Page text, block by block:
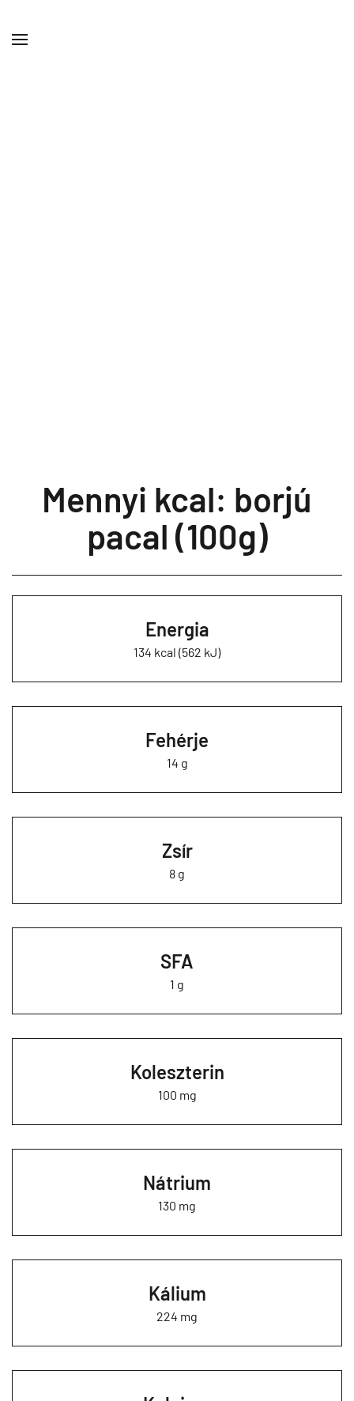
Mennyi kcal: borjú
pacal (100g)
Energia
134 kcal (562 kJ)
Fehérje
14 g
Zsír
8 g
SFA
1 g
Koleszterin
100 mg
Nátrium
130 mg
Kálium
224 mg